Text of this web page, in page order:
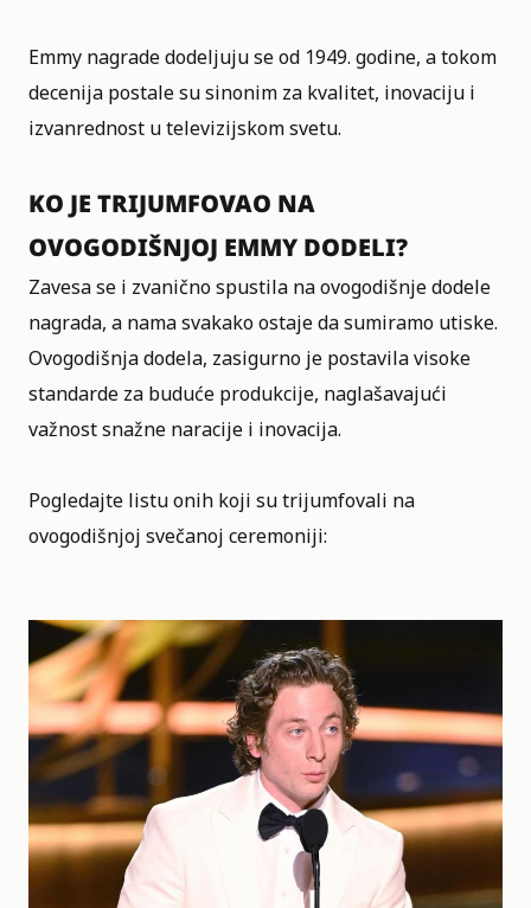
Emmy nagrade dodeljuju se od 1949. godine, a tokom
decenija postale su sinonim za kvalitet, inovaciju i
izvanrednost u televizijskom svetu.
KO JE TRIJUMFOVAO NA
OVOGODIŠNJOJ EMMY DODELI?
Zavesa se i zvanično spustila na ovogodišnje dodele
nagrada, a nama svakako ostaje da sumiramo utiske.
Ovogodišnja dodela, zasigurno je postavila visoke
standarde za buduće produkcije, naglašavajući
važnost snažne naracije i inovacija.
Pogledajte listu onih koji su trijumfovali na
ovogodišnjoj svečanoj ceremoniji: